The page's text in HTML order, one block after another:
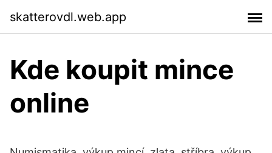
skatterovdl.web.app
Kde koupit mince
online